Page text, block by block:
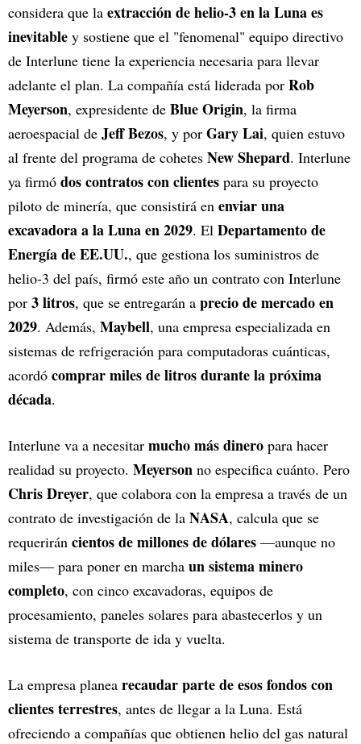
considera que la extracción de helio-3 en la Luna es
inevitable y sostiene que el "fenomenal" equipo directivo
de Interlune tiene la experiencia necesaria para llevar
adelante el plan. La compañía está liderada por Rob
Meyerson, expresidente de Blue Origin, la firma
aeroespacial de Jeff Bezos, y por Gary Lai, quien estuvo
al frente del programa de cohetes New Shepard. Interlune
ya firmó dos contratos con clientes para su proyecto
piloto de minería, que consistirá en enviar una
excavadora a la Luna en 2029. El Departamento de
Energía de EE.UU., que gestiona los suministros de
helio-3 del país, firmó este año un contrato con Interlune
por 3 litros, que se entregarán a precio de mercado en
2029. Además, Maybell, una empresa especializada en
sistemas de refrigeración para computadoras cuánticas,
acordó comprar miles de litros durante la próxima
década.
Interlune va a necesitar mucho más dinero para hacer
realidad su proyecto. Meyerson no especifica cuánto. Pero
Chris Dreyer, que colabora con la empresa a través de un
contrato de investigación de la NASA, calcula que se
requerirán cientos de millones de dólares —aunque no
miles— para poner en marcha un sistema minero
completo, con cinco excavadoras, equipos de
procesamiento, paneles solares para abastecerlos y un
sistema de transporte de ida y vuelta.
La empresa planea recaudar parte de esos fondos con
clientes terrestres, antes de llegar a la Luna. Está
ofreciendo a compañías que obtienen helio del gas natural